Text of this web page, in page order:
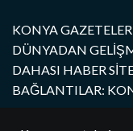
KONYA
DÜNYADAN
DAHASI HABER
BAĞLANTILAR: